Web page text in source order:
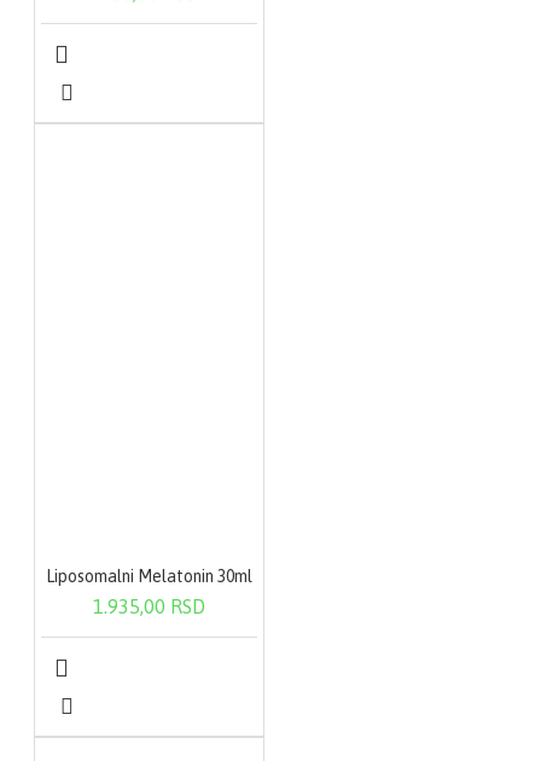
Liposomalni Melatonin 30ml
1.935,00 RSD